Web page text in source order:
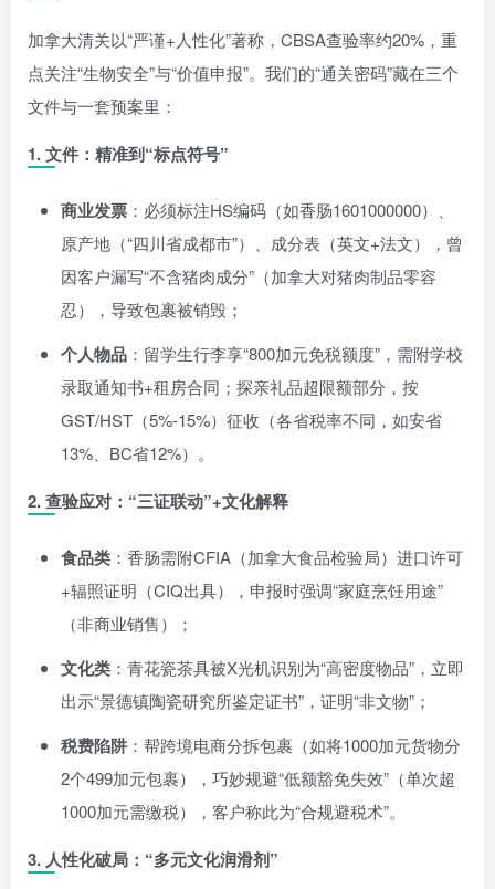
加拿大清关以“严谨+人性化”著称，CBSA查验率约20%，重
点关注“生物安全”与“价值申报”。我们的“通关密码”藏在三个
文件与一套预案里：
1. 文件：精准到“标点符号”
商业发票 ：必须标注HS编码（如香肠1601000000）、
原产地（“四川省成都市”）、成分表（英文+法文），曾
因客户漏写“不含猪肉成分”（加拿大对猪肉制品零容
忍），导致包裹被销毁；
个人物品 ：留学生行李享“800加元免税额度”，需附学校
录取通知书+租房合同；探亲礼品超限额部分，按
GST/HST（5%-15%）征收（各省税率不同，如安省
13%、BC省12%）。
2. 查验应对：“三证联动”+文化解释
食品类 ：香肠需附CFIA（加拿大食品检验局）进口许可
+辐照证明（CIQ出具），申报时强调“家庭烹饪用途”
（非商业销售）；
文化类 ：青花瓷茶具被X光机识别为“高密度物品”，立即
出示“景德镇陶瓷研究所鉴定证书”，证明“非文物”；
税费陷阱 ：帮跨境电商分拆包裹（如将1000加元货物分
2个499加元包裹），巧妙规避“低额豁免失效”（单次超
1000加元需缴税），客户称此为“合规避税术”。
3. 人性化破局：“多元文化润滑剂”